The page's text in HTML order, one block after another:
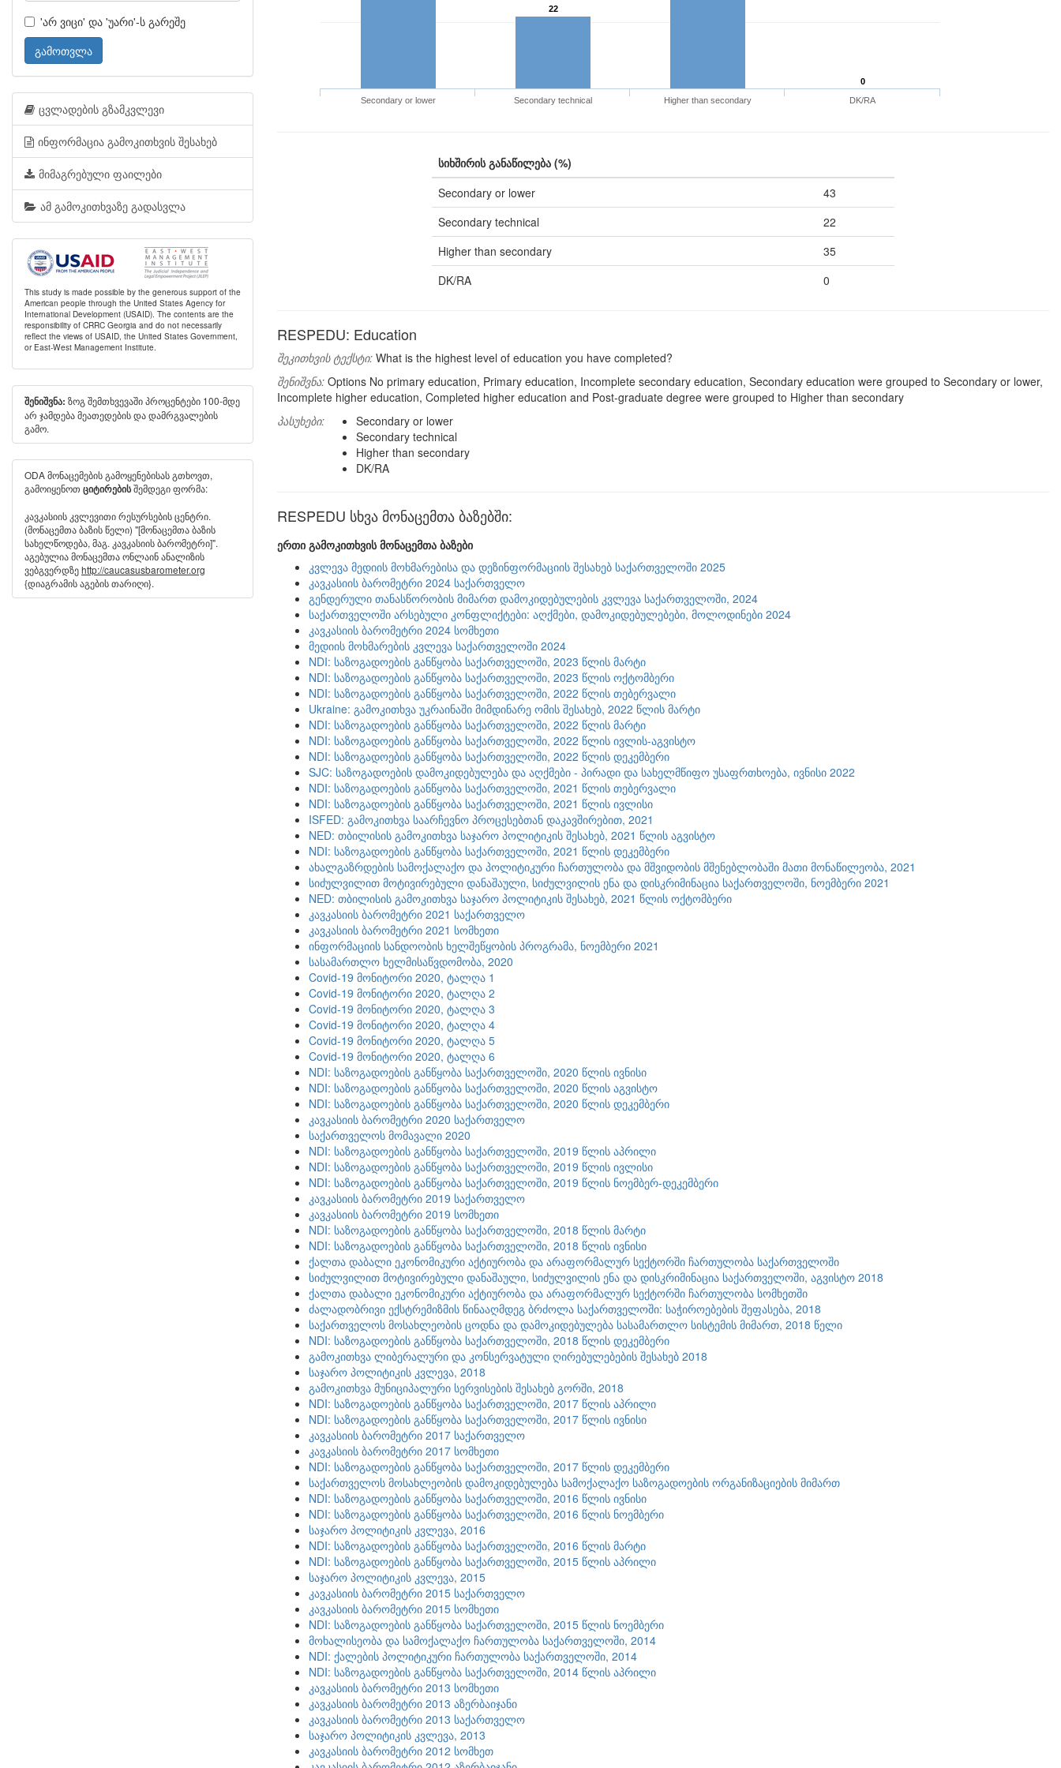
22
0
Secondary or lower
Secondary technical Higher than secondary DK/RA
სიხშირის განაწილება (%)
Secondary or lower
43
Secondary technical
22
Higher than secondary
35
DK/RA
0
RESPEDU: Education
შეკითხვის ტექსტი: What is the highest level of education you have completed?
შენიშვნა: Options No primary education, Primary education, Incomplete secondary education, Secondary education were grouped to Secondary or lower,
Incomplete higher education, Completed higher education and Post-graduate degree were grouped to Higher than secondary
პასუხები:
Secondary or lower
Secondary technical
Higher than secondary
DK/RA
RESPEDU სხვა მონაცემთა ბაზებში:
ერთი გამოკითხვის მონაცემთა ბაზები
კვლევა მედიის მოხმარებისა და დეზინფორმაციის შესახებ საქართველოში 2025
კავკასიის ბარომეტრი 2024 საქართველო
გენდერული თანასწორობის მიმართ დამოკიდებულების კვლევა საქართველოში, 2024
საქართველოში არსებული კონფლიქტები: აღქმები, დამოკიდებულებები, მოლოდინები 2024
კავკასიის ბარომეტრი 2024 სომხეთი
მედიის მოხმარების კვლევა საქართველოში 2024
NDI: საზოგადოების განწყობა საქართველოში, 2023 წლის მარტი
NDI: საზოგადოების განწყობა საქართველოში, 2023 წლის ოქტომბერი
NDI: საზოგადოების განწყობა საქართველოში, 2022 წლის თებერვალი
Ukraine: გამოკითხვა უკრაინაში მიმდინარე ომის შესახებ, 2022 წლის მარტი
NDI: საზოგადოების განწყობა საქართველოში, 2022 წლის მარტი
NDI: საზოგადოების განწყობა საქართველოში, 2022 წლის ივლის-აგვისტო
NDI: საზოგადოების განწყობა საქართველოში, 2022 წლის დეკემბერი
SJC: საზოგადოების დამოკიდებულება და აღქმები - პირადი და სახელმწიფო უსაფრთხოება, ივნისი 2022
NDI: საზოგადოების განწყობა საქართველოში, 2021 წლის თებერვალი
NDI: საზოგადოების განწყობა საქართველოში, 2021 წლის ივლისი
ISFED: გამოკითხვა საარჩევნო პროცესებთან დაკავშირებით, 2021
NED: თბილისის გამოკითხვა საჯარო პოლიტიკის შესახებ, 2021 წლის აგვისტო
NDI: საზოგადოების განწყობა საქართველოში, 2021 წლის დეკემბერი
ახალგაზრდების სამოქალაქო და პოლიტიკური ჩართულობა და მშვიდობის მშენებლობაში მათი მონაწილეობა, 2021
სიძულვილით მოტივირებული დანაშაული, სიძულვილის ენა და დისკრიმინაცია საქართველოში, ნოემბერი 2021
NED: თბილისის გამოკითხვა საჯარო პოლიტიკის შესახებ, 2021 წლის ოქტომბერი
კავკასიის ბარომეტრი 2021 საქართველო
კავკასიის ბარომეტრი 2021 სომხეთი
ინფორმაციის სანდოობის ხელშეწყობის პროგრამა, ნოემბერი 2021
სასამართლო ხელმისაწვდომობა, 2020
Covid-19 მონიტორი 2020, ტალღა 1
Covid-19 მონიტორი 2020, ტალღა 2
Covid-19 მონიტორი 2020, ტალღა 3
Covid-19 მონიტორი 2020, ტალღა 4
Covid-19 მონიტორი 2020, ტალღა 5
Covid-19 მონიტორი 2020, ტალღა 6
NDI: საზოგადოების განწყობა საქართველოში, 2020 წლის ივნისი
NDI: საზოგადოების განწყობა საქართველოში, 2020 წლის აგვისტო
NDI: საზოგადოების განწყობა საქართველოში, 2020 წლის დეკემბერი
კავკასიის ბარომეტრი 2020 საქართველო
საქართველოს მომავალი 2020
NDI: საზოგადოების განწყობა საქართველოში, 2019 წლის აპრილი
NDI: საზოგადოების განწყობა საქართველოში, 2019 წლის ივლისი
NDI: საზოგადოების განწყობა საქართველოში, 2019 წლის ნოემბერ-დეკემბერი
კავკასიის ბარომეტრი 2019 საქართველო
კავკასიის ბარომეტრი 2019 სომხეთი
NDI: საზოგადოების განწყობა საქართველოში, 2018 წლის მარტი
NDI: საზოგადოების განწყობა საქართველოში, 2018 წლის ივნისი
ქალთა დაბალი ეკონომიკური აქტიურობა და არაფორმალურ სექტორში ჩართულობა საქართველოში
სიძულვილით მოტივირებული დანაშაული, სიძულვილის ენა და დისკრიმინაცია საქართველოში, აგვისტო 2018
ქალთა დაბალი ეკონომიკური აქტიურობა და არაფორმალურ სექტორში ჩართულობა სომხეთში
ძალადობრივი ექსტრემიზმის წინააღმდეგ ბრძოლა საქართველოში: საჭიროებების შეფასება, 2018
საქართველოს მოსახლეობის ცოდნა და დამოკიდებულება სასამართლო სისტემის მიმართ, 2018 წელი
NDI: საზოგადოების განწყობა საქართველოში, 2018 წლის დეკემბერი
გამოკითხვა ლიბერალური და კონსერვატული ღირებულებების შესახებ 2018
საჯარო პოლიტიკის კვლევა, 2018
გამოკითხვა მუნიციპალური სერვისების შესახებ გორში, 2018
NDI: საზოგადოების განწყობა საქართველოში, 2017 წლის აპრილი
NDI: საზოგადოების განწყობა საქართველოში, 2017 წლის ივნისი
კავკასიის ბარომეტრი 2017 საქართველო
კავკასიის ბარომეტრი 2017 სომხეთი
NDI: საზოგადოების განწყობა საქართველოში, 2017 წლის დეკემბერი
საქართველოს მოსახლეობის დამოკიდებულება სამოქალაქო საზოგადოების ორგანიზაციების მიმართ
NDI: საზოგადოების განწყობა საქართველოში, 2016 წლის ივნისი
NDI: საზოგადოების განწყობა საქართველოში, 2016 წლის ნოემბერი
საჯარო პოლიტიკის კვლევა, 2016
NDI: საზოგადოების განწყობა საქართველოში, 2016 წლის მარტი
NDI: საზოგადოების განწყობა საქართველოში, 2015 წლის აპრილი
საჯარო პოლიტიკის კვლევა, 2015
კავკასიის ბარომეტრი 2015 საქართველო
კავკასიის ბარომეტრი 2015 სომხეთი
NDI: საზოგადოების განწყობა საქართველოში, 2015 წლის ნოემბერი
მოხალისეობა და სამოქალაქო ჩართულობა საქართველოში, 2014
NDI: ქალების პოლიტიკური ჩართულობა საქართველოში, 2014
NDI: საზოგადოების განწყობა საქართველოში, 2014 წლის აპრილი
კავკასიის ბარომეტრი 2013 სომხეთი
კავკასიის ბარომეტრი 2013 აზერბაიჯანი
კავკასიის ბარომეტრი 2013 საქართველო
საჯარო პოლიტიკის კვლევა, 2013
კავკასიის ბარომეტრი 2012 სომხეთ
'არ ვიცი' და 'უარი'-ს გარეშე
გამოთვლა
ცვლადების გზამკვლევი
ინფორმაცია გამოკითხვის შესახებ
მიმაგრებული ფაილები
ამ გამოკითხვაზე გადასვლა
This study is made possible by the generous support of the
American people through the United States Agency for
International Development (USAID). The contents are the
responsibility of CRRC Georgia and do not necessarily
reflect the views of USAID, the United States Government,
or East-West Management Institute.
შენიშვნა: ზოგ შემთხვევაში პროცენტები 100-მდე
არ ჯამდება მეათედების და დამრგვალების
გამო.
ODA მონაცემების გამოყენებისას გთხოვთ,
გამოიყენოთ ციტირებისშემდეგი ფორმა:
კავკასიის კვლევითი რესურსების ცენტრი.
(მონაცემთა ბაზის წელი) "[მონაცემთა ბაზის
სახელწოდება, მაგ. კავკასიის ბარომეტრი]".
აგებულია მონაცემთა ონლაინ ანალიზის
ვებგვერდზეhttp://caucasusbarometer.org
{დიაგრამის აგების თარიღი}.